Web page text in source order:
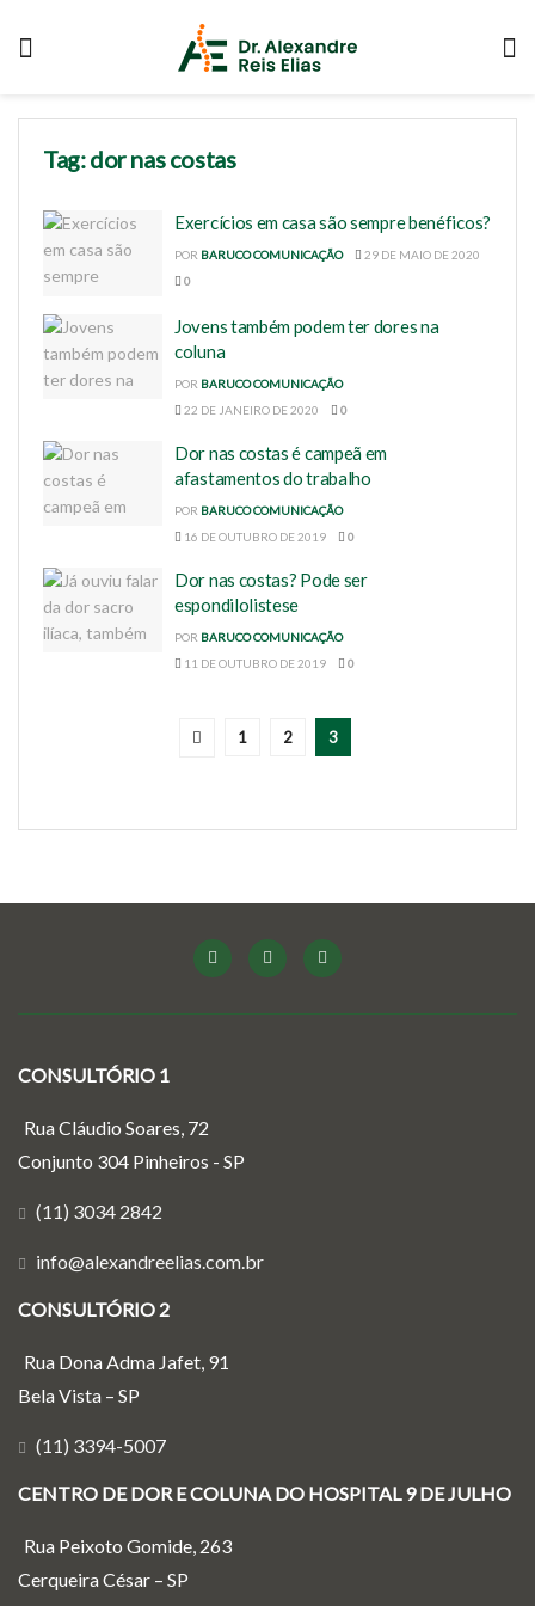
Tag:dor nas costas
Exercícios em casa são sempre benéficos?
POR BARUCO COMUNICAÇÃO
29 DE MAIO DE 2020
0
Jovens também podem ter dores na
coluna
POR BARUCO COMUNICAÇÃO
22 DE JANEIRO DE 2020
0
Dor nas costas é campeã em
afastamentos do trabalho
POR BARUCO COMUNICAÇÃO
16 DE OUTUBRO DE 2019
0
Dor nas costas? Pode ser
espondilolistese
POR BARUCO COMUNICAÇÃO
11 DE OUTUBRO DE 2019
0
1 2 3
CONSULTÓRIO 1
Rua Cláudio Soares, 72
Conjunto 304 Pinheiros - SP
(11) 3034 2842
info@alexandreelias.com.br
CONSULTÓRIO 2
Rua Dona Adma Jafet, 91
Bela Vista – SP
(11) 3394-5007
CENTRO DE DOR E COLUNA DO HOSPITAL 9 DE JULHO
Rua Peixoto Gomide, 263
Cerqueira César – SP